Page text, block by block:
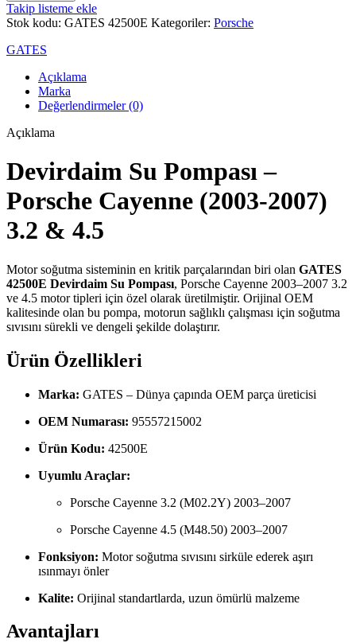
Takip listeme ekle
Stok kodu: GATES 42500E Kategoriler: Porsche
GATES
Açıklama
Marka
Değerlendirmeler (0)
Açıklama
Devirdaim Su Pompası –
Porsche Cayenne (2003-2007)
3.2 & 4.5
Motor soğutma sisteminin en kritik parçalarından biri olan GATES
42500E Devirdaim Su Pompası, Porsche Cayenne 2003–2007 3.2
ve 4.5 motor tipleri için özel olarak üretilmiştir. Orijinal OEM
kalitesinde olan bu pompa, motorun sağlıklı çalışması için soğutma
sıvısını sürekli ve dengeli şekilde dolaştırır.
Ürün Özellikleri
Marka: GATES – Dünya çapında OEM parça üreticisi
OEM Numarası: 95557215002
Ürün Kodu: 42500E
Uyumlu Araçlar:
Porsche Cayenne 3.2 (M02.2Y) 2003–2007
Porsche Cayenne 4.5 (M48.50) 2003–2007
Fonksiyon: Motor soğutma sıvısını sirküle ederek aşırı
ısınmayı önler
Kalite: Orijinal standartlarda, uzun ömürlü malzeme
Avantajları